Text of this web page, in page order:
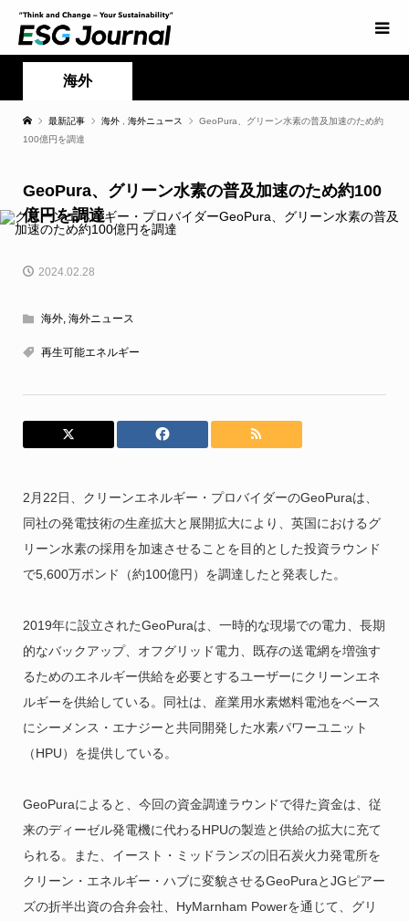
海外
最新記事 海外 海外ニュース
GeoPura、グリーン水素の普及加速のため約
100億円を調達
GeoPura、グリーン水素の普及加速のため約100
億円を調達
2024.02.28
海外, 海外ニュース
再生可能エネルギー
2月22日、クリーンエネルギー・プロバイダーのGeoPuraは、
同社の発電技術の生産拡大と展開拡大により、英国におけるグ
リーン水素の採用を加速させることを目的とした投資ラウンド
で5,600万ポンド（約100億円）を調達したと発表した。
2019年に設立されたGeoPuraは、一時的な現場での電力、長期
的なバックアップ、オフグリッド電力、既存の送電網を増強す
るためのエネルギー供給を必要とするユーザーにクリーンエネ
ルギーを供給している。同社は、産業用水素燃料電池をベース
にシーメンス・エナジーと共同開発した水素パワーユニット
（HPU）を提供している。
GeoPuraによると、今回の資金調達ラウンドで得た資金は、従
来のディーゼル発電機に代わるHPUの製造と供給の拡大に充て
られる。また、イースト・ミッドランズの旧石炭火力発電所を
クリーン・エネルギー・ハブに変貌させるGeoPuraとJGピアー
ズの折半出資の合弁会社、HyMarnham Powerを通じて、グリ